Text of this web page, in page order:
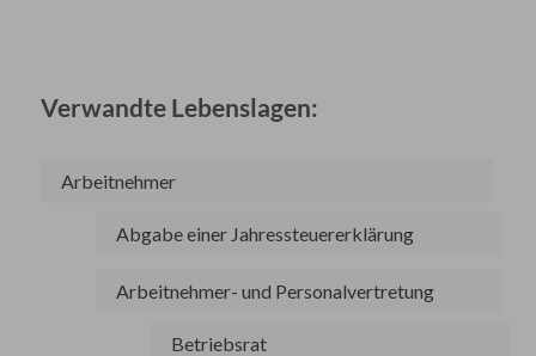
Verwandte Lebenslagen:
Arbeitnehmer
Abgabe einer Jahressteuererklärung
Arbeitnehmer- und Personalvertretung
Betriebsrat